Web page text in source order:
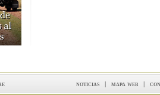
noticias | mapa web |